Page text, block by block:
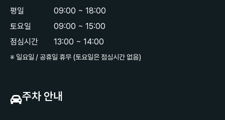
평일
토요일
점심시간
09:00 ~ 18:00
09:00 ~ 15:00
13:00 ~ 14:00
※ 일요일 / 공휴일 휴무 (토요일은 점심시간 없음)
주차 안내